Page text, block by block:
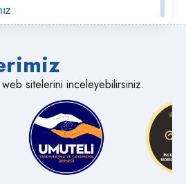
sitelerini inceleyebilirsiniz.